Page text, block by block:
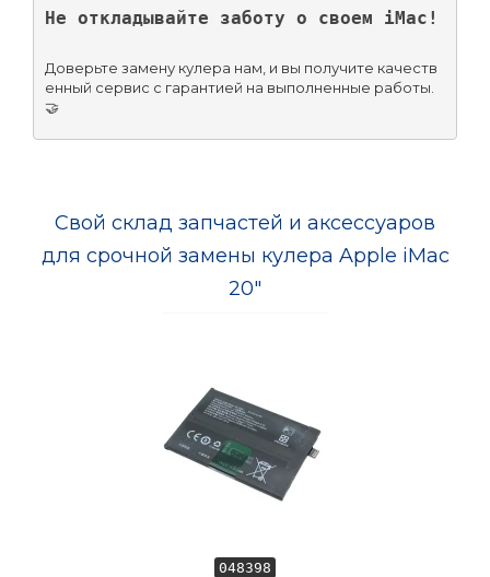
Не откладывайте заботу о своем iMac!
Доверьте замену кулера нам, и вы получите качеств
енный сервис с гарантией на выполненные работы.
🤝
Свой склад запчастей и аксессуаров
для срочной замены кулера Apple iMac
20"
048398